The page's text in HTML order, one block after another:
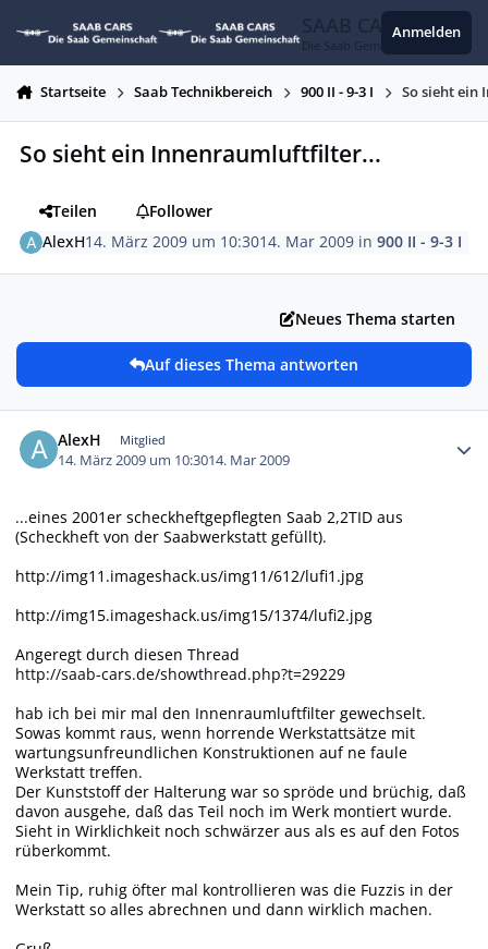
SAAB CARS
Die Saab Gemeinschaft
Anmelden
Startseite Saab Technikbereich 900 II - 9-3 I So sieht
So sieht ein Innenraumluftfilter...
Teilen
Follower
AlexH14. März 2009 um 10:3014. Mar 2009 in900 II - 9-3 I
Neues Thema starten
Auf dieses Thema antworten
AlexH Mitglied
14. März 2009 um 10:3014. Mar 2009
...eines 2001er scheckheftgepflegten Saab 2,2TID aus
(Scheckheft von der Saabwerkstatt gefüllt).
http://img11.imageshack.us/img11/612/lufi1.jpg
http://img15.imageshack.us/img15/1374/lufi2.jpg
Angeregt durch diesen Thread
http://saab-cars.de/showthread.php?t=29229
hab ich bei mir mal den Innenraumluftfilter gewechselt.
Sowas kommt raus, wenn horrende Werkstattsätze mit
wartungsunfreundlichen Konstruktionen auf ne faule
Werkstatt treffen.
Der Kunststoff der Halterung war so spröde und brüchig, daß
davon ausgehe, daß das Teil noch im Werk montiert wurde.
Sieht in Wirklichkeit noch schwärzer aus als es auf den Fotos
rüberkommt.
Mein Tip, ruhig öfter mal kontrollieren was die Fuzzis in der
Werkstatt so alles abrechnen und dann wirklich machen.